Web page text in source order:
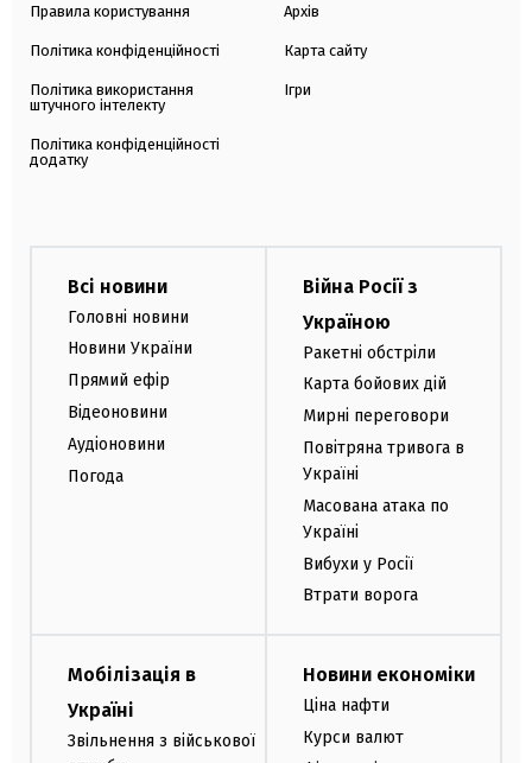
Правила користування
Політика конфіденційності
Політика використання
штучного інтелекту
Політика конфіденційності
додатку
Архів
Карта сайту
Ігри
Всі новини
Головні новини
Новини України
Прямий ефір
Відеоновини
Аудіоновини
Погода
Війна Росії з
Україною
Ракетні обстріли
Карта бойових дій
Мирні переговори
Повітряна тривога в
Україні
Масована атака по
Україні
Вибухи у Росії
Втрати ворога
Мобілізація в
Україні
Звільнення з військової
Новини економіки
Ціна нафти
Курси валют